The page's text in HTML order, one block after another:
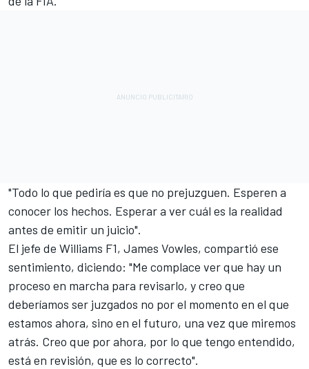
"Todo lo que pediría es que no prejuzguen. Esperen a
conocer los hechos. Esperar a ver cuál es la realidad
antes de emitir un juicio".
El jefe de Williams F1, James Vowles, compartió ese
sentimiento, diciendo: "Me complace ver que hay un
proceso en marcha para revisarlo, y creo que
deberíamos ser juzgados no por el momento en el que
estamos ahora, sino en el futuro, una vez que miremos
atrás. Creo que por ahora, por lo que tengo entendido,
está en revisión, que es lo correcto".